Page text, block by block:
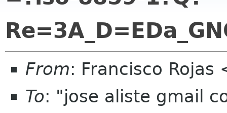
From: Francisco
To: "jose aliste gmail